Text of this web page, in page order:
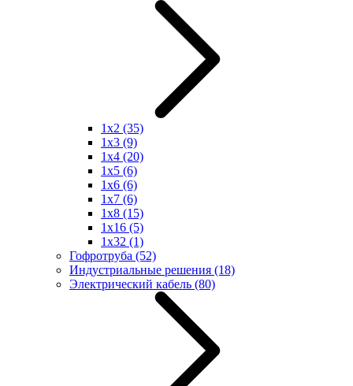
1x2 (35)
1x3 (9)
1x4 (20)
1x5 (6)
1x6 (6)
1x7 (6)
1x8 (15)
1x16 (5)
1x32 (1)
Гофротруба (52)
Индустриальные решения (18)
Электрический кабель (80)